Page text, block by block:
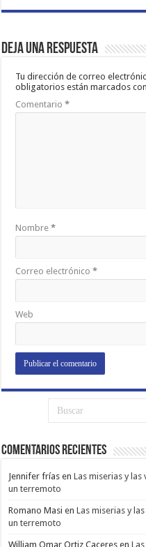
Deja una respuesta
Tu dirección de correo
obligatorios están marcados
Comentario*
Nombre*
Correo electrónico*
Web
Comentarios Recientes
Jennifer frías enLas miserias y
un terremoto
Romano Masi enLas miserias y
un terremoto
William Omar Ortiz Caceres en